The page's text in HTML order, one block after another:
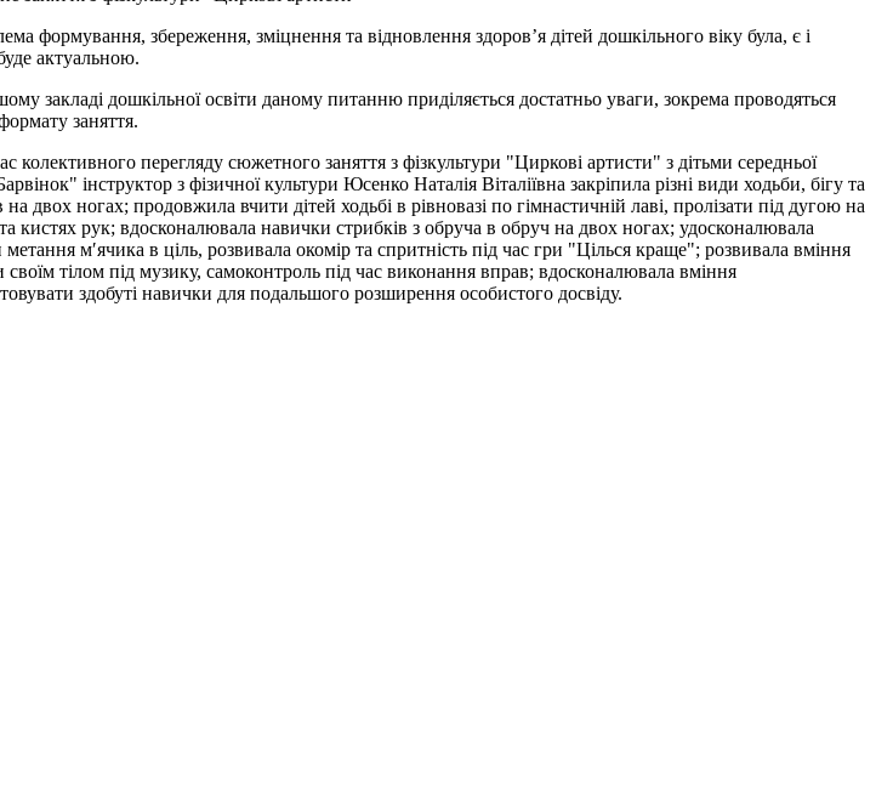
формування, збереження, зміцнення та відновлення здоров’я дітей дошкільного віку була, є і
актуальною.
закладі дошкільної освіти даному питанню приділяється достатньо уваги, зокрема проводяться
заняття.
колективного перегляду сюжетного заняття з фізкультури "Циркові артисти" з дітьми середньої
інструктор з фізичної культури Юсенко Наталія Віталіївна закріпила різні види ходьби, бігу та
на двох ногах; продовжила вчити дітей ходьбі в рівновазі по гімнастичній лаві, пролізати під дугою на
кистях рук; вдосконалювала навички стрибків з обруча в обруч на двох ногах; удосконалювала
м′ячика в ціль, розвивала окомір та спритність під час гри "Цілься краще"; розвивала вміння
своїм тілом під музику, самоконтроль під час виконання вправ; вдосконалювала вміння
здобуті навички для подальшого розширення особистого досвіду.